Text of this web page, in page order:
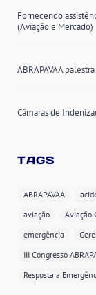
Fornecendo
(Aviação e Mercado)
ABRAPAVAA
Câmaras de
TAGS
ABRAPAVAA
aviação
Aviação
emergência
III Congresso
Resposta a